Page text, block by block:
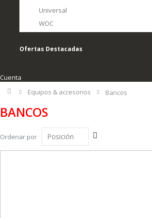
Universal
WOC
Ofertas Destacadas
Cuenta
Inicio
Equipos & accesorios Bancos
BANCOS
Ordenar por
Descendente